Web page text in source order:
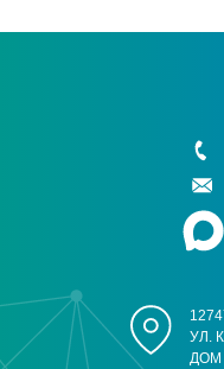
УЛ.
ДОМ